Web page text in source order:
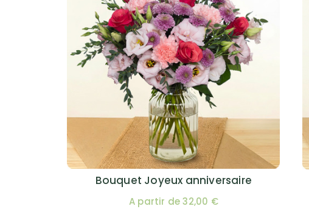
Bouquet Joyeux anniversaire
A partir de 32,00 €